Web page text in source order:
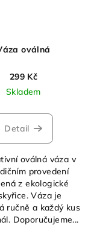
oválná
299 Kč
Skladem
Detail
oválná váza v
provedení
z ekologické
Váza je
ručně a každý kus
Doporučujeme...